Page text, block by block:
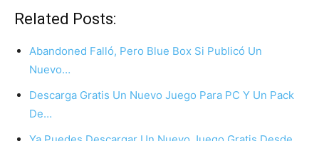
Related Posts:
Abandoned Falló, Pero Blue Box Si Publicó Un
Nuevo…
Descarga Gratis Un Nuevo Juego Para PC Y Un Pack
De…